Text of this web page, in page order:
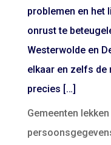
problemen en het
onrust te
Westerwolde en
elkaar en zelfs de
precies […]
Gemeenten